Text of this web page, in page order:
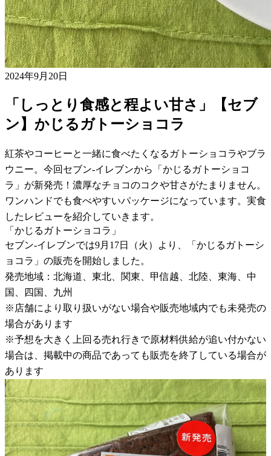
2024年9月20日
「しっとり食感と程よい甘さ」【セブ
ン】かじるガトーショコラ
紅茶やコーヒーと一緒に食べたくなるガトーショコラやブラ
ウニー。今回セブン-イレブンから「かじるガトーショコ
ラ」が新発売！濃厚なチョコのコクや甘さがたまりません。
ワンハンドでも食べやすいパッケージになっています。実食
したレビューを紹介していきます。
「かじるガトーショコラ」
セブン-イレブンでは9月17日（火）より、「かじるガトーシ
ョコラ」の販売を開始しました。
発売地域：北海道、東北、関東、甲信越、北陸、東海、中
国、四国、九州
※店舗により取り扱いがない場合や販売地域内でも未発売の
場合があります
※予想を大きく上回る売れ行きで原材料供給が追い付かない
場合は、掲載中の商品であっても販売を終了している場合が
あります